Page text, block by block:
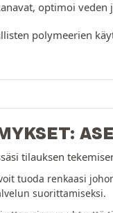
optimoi
polymeerien
tilauksen
tuoda renkaasi
suorittamiseksi.